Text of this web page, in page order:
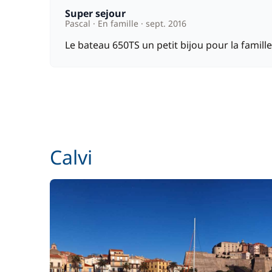
Super sejour
Pascal En famille sept. 2016
Le bateau 650TS un petit bijou pour la famille
Calvi